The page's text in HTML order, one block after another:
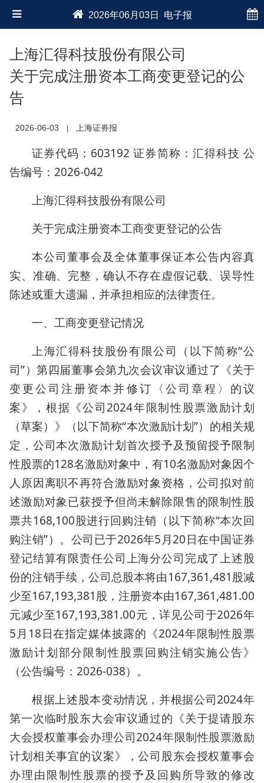
2026年06月03日 电子报
上海汇得科技股份有限公司
关于完成注册资本工商变更登记的公
告
2026-06-03 上海证券报
证券代码：603192 证券简称：汇得科技 公
告编号：2026-042
上海汇得科技股份有限公司
关于完成注册资本工商变更登记的公告
本公司董事会及全体董事保证本公告内容真
实、准确、完整，确认不存在虚假记载、误导性
陈述或重大遗漏，并承担相应的法律责任。
一、工商变更登记情况
上海汇得科技股份有限公司（以下简称“公
司”）第四届董事会第九次会议审议通过了《关于
变更公司注册资本并修订〈公司章程〉的议
案》，根据《公司2024年限制性股票激励计划
（草案）》（以下简称“本次激励计划”）的相关规
定，公司本次激励计划首次授予及预留授予限制
性股票的128名激励对象中，有10名激励对象因个
人原因离职不再符合激励对象资格，公司拟对前
述激励对象已获授予但尚未解除限售的限制性股
票共168,100股进行回购注销（以下简称“本次回
购注销”）。公司已于2026年5月20日在中国证券
登记结算有限责任公司上海分公司完成了上述股
份的注销手续，公司总股本将由167,361,481股减
少至167,193,381股，注册资本由167,361,481.00
元减少至167,193,381.00元，详见公司于2026年
5月18日在指定媒体披露的《2024年限制性股票
激励计划部分限制性股票回购注销实施公告》
（公告编号：2026-038）。
根据上述股本变动情况，并根据公司2024年
第一次临时股东大会审议通过的《关于提请股东
大会授权董事会办理公司2024年限制性股票激励
计划相关事宜的议案》，公司股东会授权董事会
办理由限制性股票的授予及回购所导致的修改